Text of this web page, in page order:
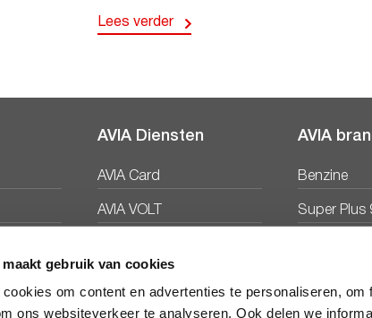
gebruik van cookies
cookies om content en advertenties te personaliseren,
ons websiteverkeer te analyseren. Ook delen we
Lees verder
AVIA Diensten
AVIA Card
AVIA VOLT
AVIA
Benzine
Super Plus